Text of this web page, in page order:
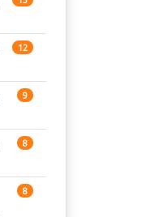
12
9
8
8